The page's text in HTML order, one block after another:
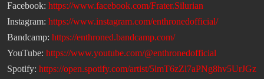
Facebook: https://www.facebook.com/Frater.Silurian
Instagram: https://www.instagram.com/enthronedofficial/
Bandcamp: https://enthroned.bandcamp.com/
YouTube: https://www.youtube.com/@enthronedofficial
Spotify: https://open.spotify.com/artist/5lmT6zZl7aPNg8hv5UrJGz